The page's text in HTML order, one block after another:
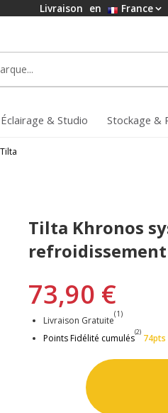
Livraison en France
Éclairage & Studio Stockage &
Tilta
Tilta Khronos
73,90 €
Livraison Gratuite
(1)
Points Fidélité cumulés
(2)
74pts